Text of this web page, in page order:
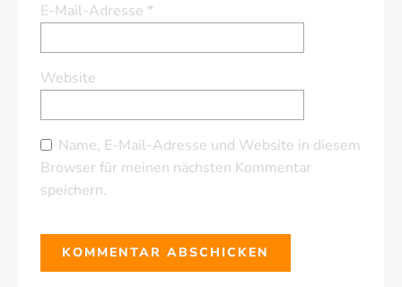
E-Mail-Adresse *
Website
Name, E-Mail-Adresse und Website in diesem
Browser für meinen nächsten Kommentar
speichern.